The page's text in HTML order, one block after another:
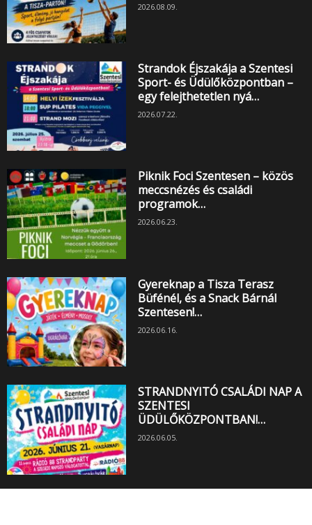
2026.08.09.
Strandok Éjszakája a Szentesi
Sport- és Üdülőközpontban –
egy felejthetetlen nyá…
2026.07.22.
Piknik Foci Szentesen – közös
meccsnézés és családi
programok…
2026.06.23.
Gyereknap a Tisza Terasz
Büfénél, és a Snack Bárnál
Szentesen!…
2026.06.16.
STRANDNYITÓ CSALÁDI NAP A
SZENTESI
ÜDÜLŐKÖZPONTBAN!…
2026.06.05.